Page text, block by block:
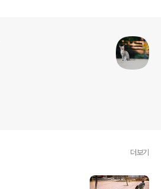
더보기